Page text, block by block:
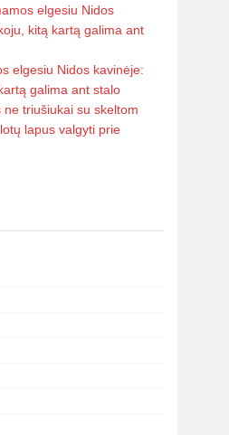
elgesiu Nidos
kitą kartą galima ant
elgesiu Nidos kavinėje:
galima ant stalo
ne triušiukai su skeltom
lapus valgyti prie